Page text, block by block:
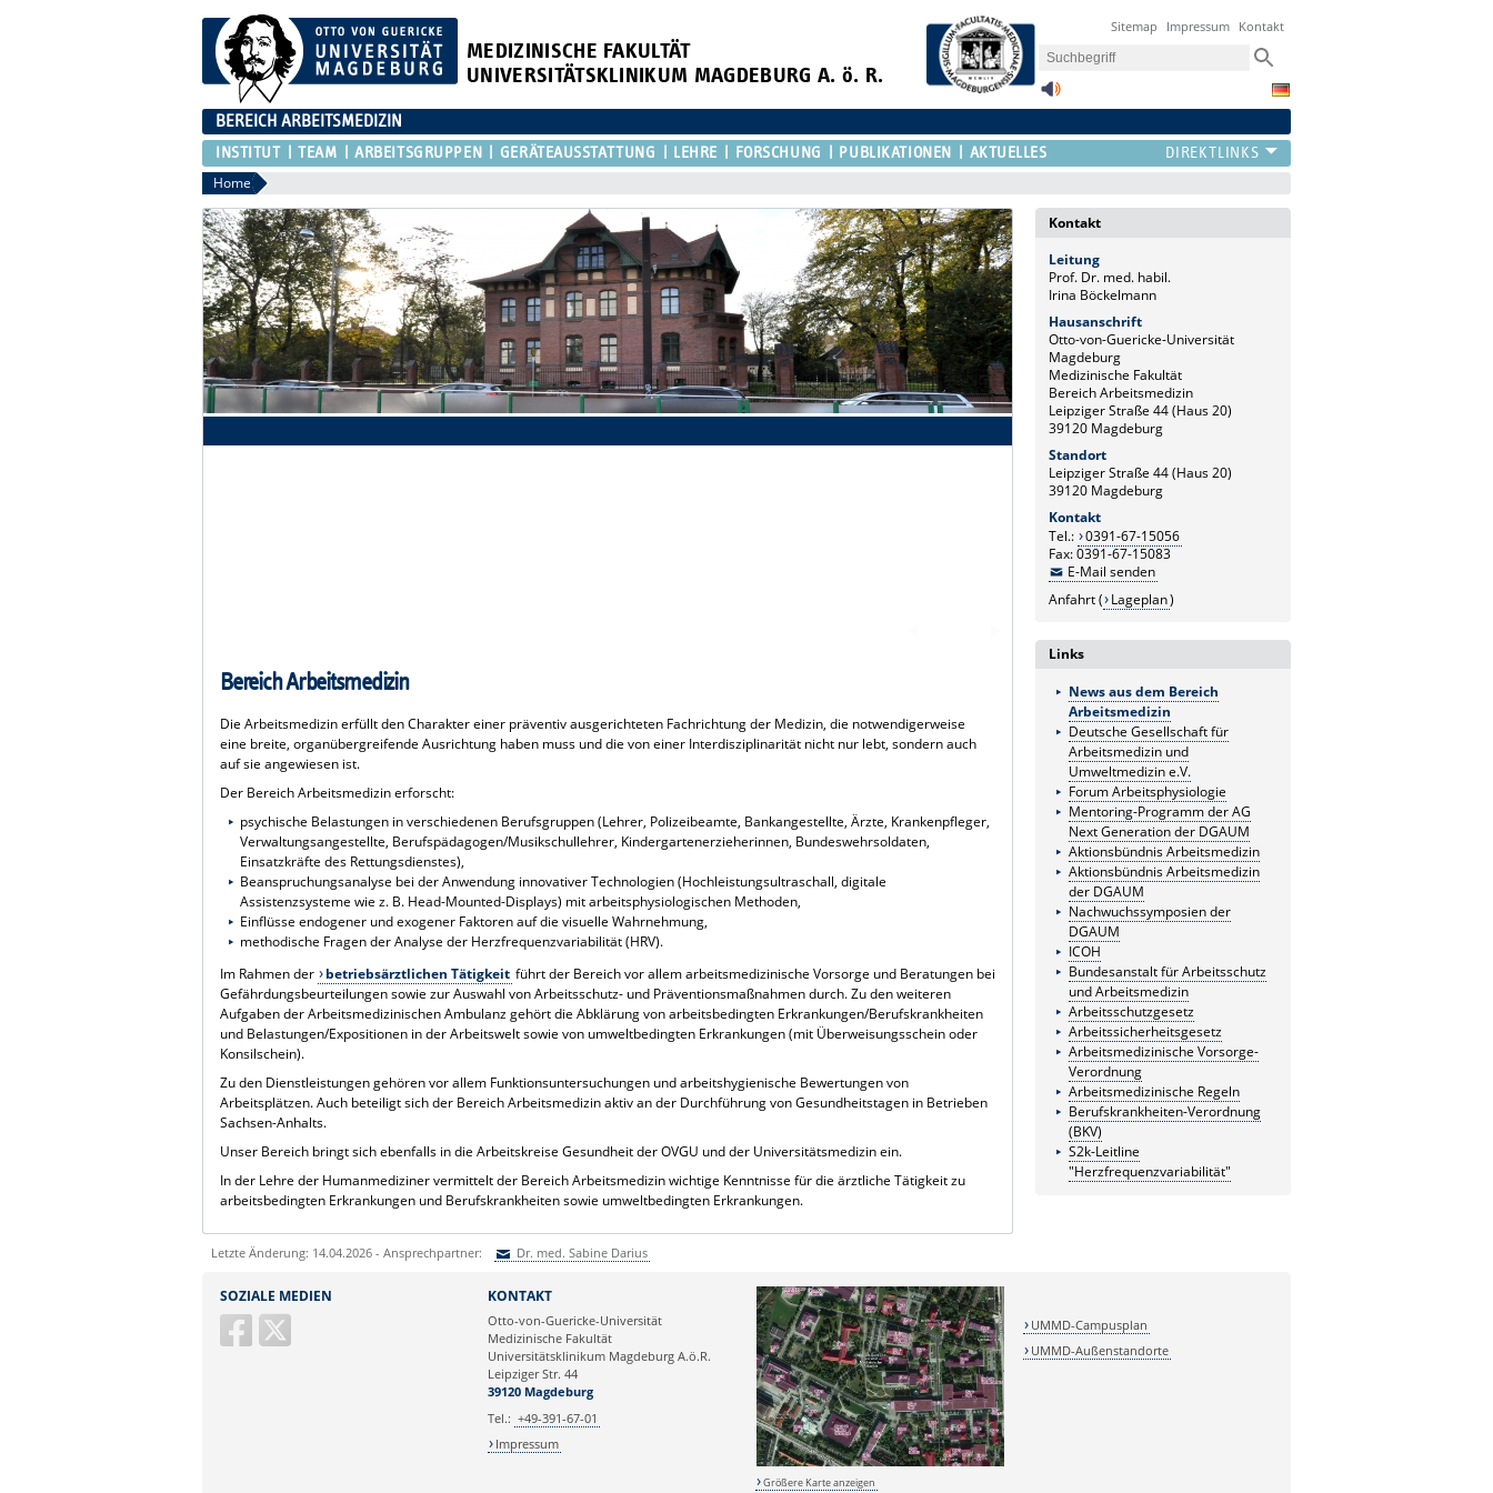
MEDIZINISCHE FAKULTÄT
UNIVERSITÄTSKLINIKUM MAGDEBURG A. ö. R.
Sitemap Impressum Kontakt
BEREICH ARBEITSMEDIZIN
INSTITUT TEAM ARBEITSGRUPPEN GERÄTEAUSSTATTUNG LEHRE FORSCHUNG PUBLIKATIONEN AKTUELLES
Home
Bereich Arbeitsmedizin
Die Arbeitsmedizin erfüllt den Charakter einer präventiv ausgerichteten Fachrichtung der Medizin, die notwendigerweise
eine breite, organübergreifende Ausrichtung haben muss und die von einer Interdisziplinarität nicht nur lebt, sondern auch
auf sie angewiesen ist.
Der Bereich Arbeitsmedizin erforscht:
psychische Belastungen in verschiedenen Berufsgruppen (Lehrer, Polizeibeamte, Bankangestellte, Ärzte, Krankenpfleger,
Verwaltungsangestellte, Berufspädagogen/Musikschullehrer, Kindergartenerzieherinnen, Bundeswehrsoldaten,
Einsatzkräfte des Rettungsdienstes),
Beanspruchungsanalyse bei der Anwendung innovativer Technologien (Hochleistungsultraschall, digitale
Assistenzsysteme wie z. B. Head-Mounted-Displays) mit arbeitsphysiologischen Methoden,
Einflüsse endogener und exogener Faktoren auf die visuelle Wahrnehmung,
methodische Fragen der Analyse der Herzfrequenzvariabilität (HRV).
Im Rahmen der
betriebsärztlichen Tätigkeit führt der Bereich vor allem arbeitsmedizinische Vorsorge und Beratungen bei
Gefährdungsbeurteilungen sowie zur Auswahl von Arbeitsschutz- und Präventionsmaßnahmen durch. Zu den weiteren
Aufgaben der Arbeitsmedizinischen Ambulanz gehört die Abklärungvon arbeitsbedingten Erkrankungen/Berufskrankheiten
und Belastungen/Expositionen in der Arbeitswelt sowie von umweltbedingten Erkrankungen (mit Überweisungsschein oder
Konsilschein).
Zu den Dienstleistungen gehören vor allem Funktionsuntersuchungen und arbeitshygienische Bewertungen von
Arbeitsplätzen. Auch beteiligt sich der Bereich Arbeitsmedizin aktiv an der Durchführung von Gesundheitstagen in Betrieben
Sachsen-Anhalts.
Unser Bereich bringt sich ebenfalls in die Arbeitskreise Gesundheit der OVGU und der Universitätsmedizin ein.
In der Lehre der Humanmediziner vermittelt der Bereich Arbeitsmedizin wichtige Kenntnisse für die ärztliche Tätigkeit zu
arbeitsbedingten Erkrankungen und Berufskrankheiten sowie umweltbedingten Erkrankungen.
Kontakt
Leitung
Prof. Dr. med. habil.
Irina Böckelmann
Hausanschrift
Otto-von-Guericke-Universität
Magdeburg
Medizinische Fakultät
Bereich Arbeitsmedizin
Leipziger Straße 44 (Haus 20)
39120 Magdeburg
Standort
Leipziger Straße 44 (Haus 20)
39120 Magdeburg
Kontakt
Tel.: 0391-67-15056
Fax: 0391-67-15083
E-Mail senden
Anfahrt ( Lageplan)
Links
News aus dem Bereich
Arbeitsmedizin
Deutsche Gesellschaft für
Arbeitsmedizin und
Umweltmedizin e.V.
Forum Arbeitsphysiologie
Mentoring-Programm der AG
Next Generation der DGAUM
Aktionsbündnis Arbeitsmedizin
Aktionsbündnis Arbeitsmedizin
der DGAUM
Nachwuchssymposien der
DGAUM
ICOH
Bundesanstalt für Arbeitsschutz
und Arbeitsmedizin
Arbeitsschutzgesetz
Arbeitssicherheitsgesetz
Arbeitsmedizinische Vorsorge-
Verordnung
Arbeitsmedizinische Regeln
Berufskrankheiten-Verordnung
(BKV)
S2k-Leitline
"Herzfrequenzvariabilität"
Letzte Änderung: 14.04.2026 - Ansprechpartner: Dr. med. Sabine Darius
Ihre E-Mailadresse:
SOZIALE MEDIEN KONTAKT
Otto-von-Guericke-Universität
Medizinische Fakultät
Universitätsklinikum Magdeburg A.ö.R.
Leipziger Str. 44
39120 Magdeburg
Tel.: +49-391-67-01
Impressum
Größere Karte anzeigen
UMMD-Campusplan
UMMD-Außenstandorte